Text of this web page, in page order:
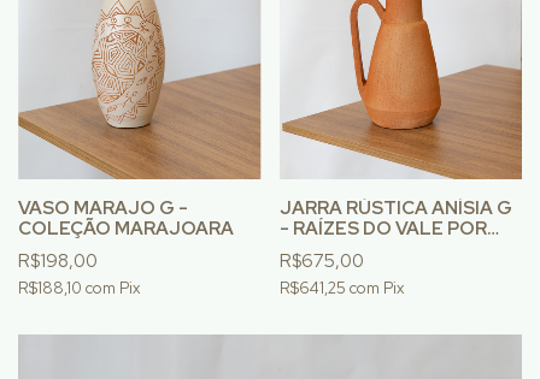
VASO MARAJO G -
COLEÇÃO MARAJOARA
R$198,00
R$188,10 com Pix
JARRA RÚSTICA ANÍSIA G
- RAÍZES DO VALE POR
LUFE GOMES
R$675,00
R$641,25 com Pix